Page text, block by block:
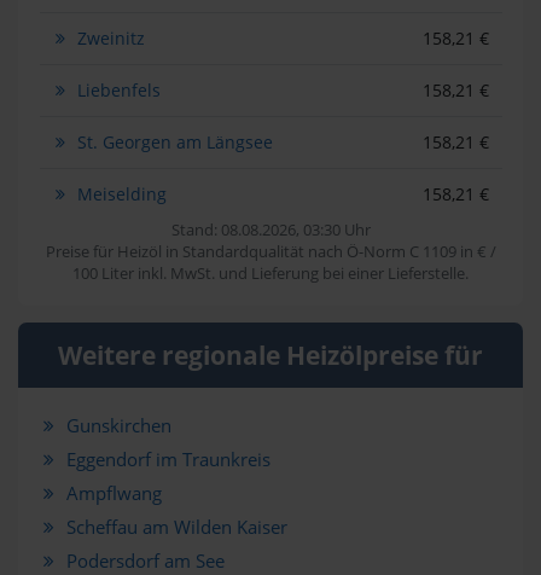
Zweinitz 158,21 €
Liebenfels 158,21 €
St. Georgen am Längsee 158,21 €
Meiselding 158,21 €
Stand: 08.08.2026, 03:30 Uhr
Preise für Heizöl in Standardqualität nach Ö-Norm C 1109 in € /
100 Liter inkl. MwSt. und Lieferung bei einer Lieferstelle.
Weitere regionale Heizölpreise für
Gunskirchen
Eggendorf im Traunkreis
Ampflwang
Scheffau am Wilden Kaiser
Podersdorf am See